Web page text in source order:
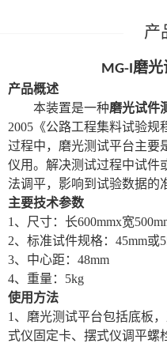
MG-I磨光
产品概述
本装置是一种磨光试件
2005《公路工程集料试验
过程中，磨光测试平台主要
仪用。解决测试过程中试件
法调平，影响到试验数据的
主要技术参数
1、尺寸：长600mmx宽
2、标准试件规格：45mm或
3、中心距：48mm
4、重量：5kg
使用方法
1、磨光测试平台包括底板
式仪固定卡、摆式仪调平螺